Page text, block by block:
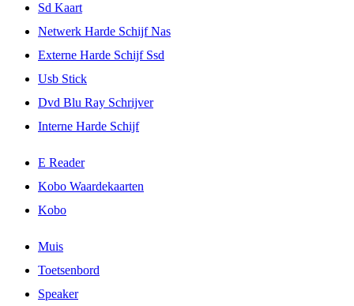
Sd Kaart
Netwerk Harde Schijf Nas
Externe Harde Schijf Ssd
Usb Stick
Dvd Blu Ray Schrijver
Interne Harde Schijf
E Reader
Kobo Waardekaarten
Kobo
Muis
Toetsenbord
Speaker